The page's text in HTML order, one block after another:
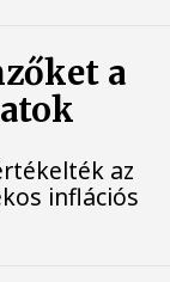
a
az
inflációs